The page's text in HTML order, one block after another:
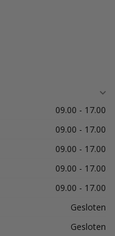
09.00 - 17.00
09.00 - 17.00
09.00 - 17.00
09.00 - 17.00
09.00 - 17.00
Gesloten
Gesloten